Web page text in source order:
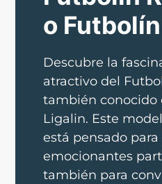
o
Descubre la
atractivo del
también conocido
Ligalin. Este
está pensado
emocionantes
también para